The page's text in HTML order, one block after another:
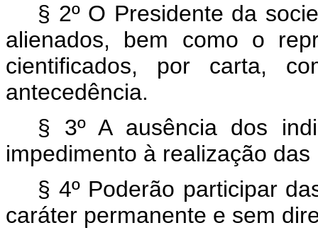
§ 2º O Presidente da
alienados, bem como o
cientificados, por carta,
antecedência.
§ 3º A ausência dos
impedimento à realização
§ 4º Poderão participar
caráter permanente e sem